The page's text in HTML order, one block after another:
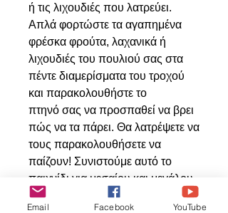
ή τις λιχουδιές που λατρεύει.
Απλά φορτώστε τα αγαπημένα
φρέσκα φρούτα, λαχανικά ή
λιχουδιές του πουλιού σας στα
πέντε διαμερίσματα του τροχού
και παρακολουθήστε το
πτηνό σας να προσπαθεί να βρει
πώς να τα πάρει. Θα λατρέψετε να
τους παρακολουθήσετε να
παίζουν! Συνιστούμε αυτό το
παιχνίδι για μεσαίου και μεγάλου
μεγέθους πουλιά.
Email Facebook YouTube